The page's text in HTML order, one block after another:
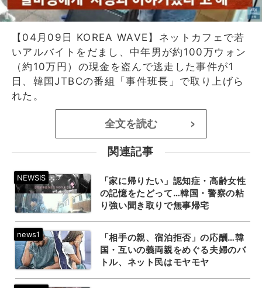
【04月09日 KOREA WAVE】ネットカフェで若
いアルバイトをだまし、中年男が約100万ウォン
（約10万円）の現金を盗んで逃走した事件が1
日、韓国JTBCの番組「事件班長」で取り上げら
れた。
全文を読む >
関連記事
「家に帰りたい」認知症・高齢女性
の記憶をたどって…韓国・警察の粘
り強い聞き取りで無事帰宅
「相手の親、宿泊拒否」の応酬…韓
国・互いの義両親をめぐる夫婦のバ
トル、ネット民はモヤモヤ